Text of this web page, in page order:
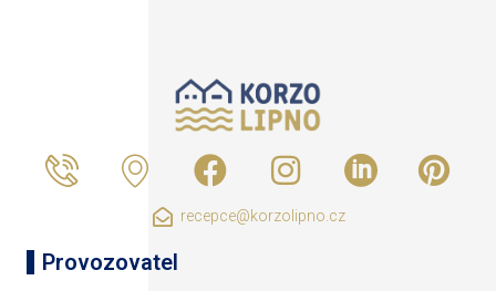
recepce@korzolipno.cz
Provozovatel